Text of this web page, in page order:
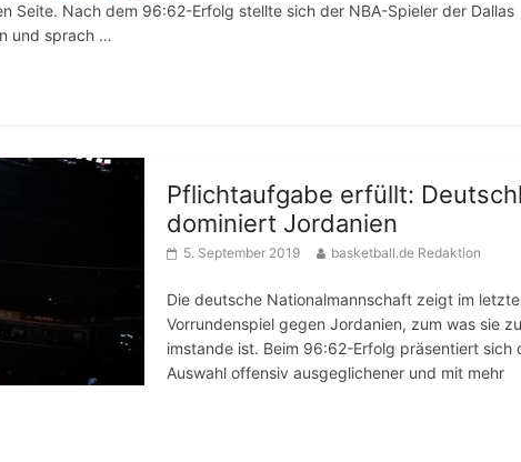
Seite. Nach dem 96:62-Erfolg stellte sich der NBA-Spieler der Dallas
und sprach …
Pflichtaufgabe erfüllt:
dominiert Jordanien
5. September 2019 basketball.de Redaktion
Die deutsche Nationalmannschaft zeigt im
Vorrundenspiel gegen Jordanien, zum was sie
imstande ist. Beim 96:62-Erfolg präsentiert sich
Auswahl offensiv ausgeglichener und mit mehr